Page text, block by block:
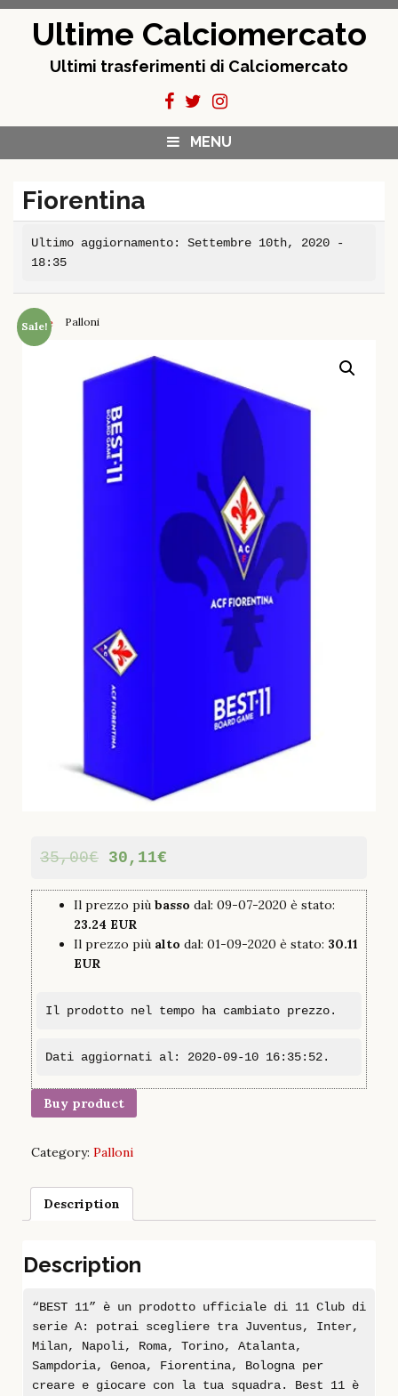
Ultime Calciomercato
Ultimi trasferimenti di Calciomercato
MENU
Fiorentina
Ultimo aggiornamento: Settembre 10th, 2020 -
18:35
Sale!
Home Palloni
35,00€ 30,11€
Il prezzo più basso dal: 09-07-2020 è stato:
23.24 EUR
Il prezzo più alto dal: 01-09-2020 è stato: 30.11
EUR
Il prodotto nel tempo ha cambiato prezzo.
Dati aggiornati al: 2020-09-10 16:35:52.
Buy product
Category: Palloni
Description
Description
“BEST 11” è un prodotto ufficiale di 11 Club di
serie A: potrai scegliere tra Juventus, Inter,
Milan, Napoli, Roma, Torino, Atalanta,
Sampdoria, Genoa, Fiorentina, Bologna per
creare e giocare con la tua squadra. Best 11 è